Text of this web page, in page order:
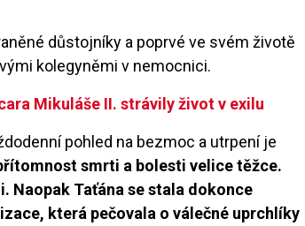
důstojníky a poprvé ve svém životě
kolegyněmi v nemocnici.
Mikuláše II. strávily život v exilu
pohled na bezmoc a utrpení je
smrti a bolesti velice těžce.
Naopak Taťána se stala dokonce
která pečovala o válečné uprchlíky